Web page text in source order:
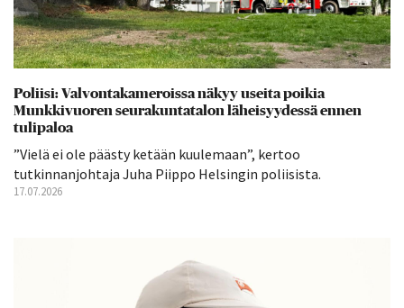
Poliisi: Valvontakameroissa näkyy useita poikia
Munkkivuoren seurakuntatalon läheisyydessä ennen
tulipaloa
”Vielä ei ole päästy ketään kuulemaan”, kertoo
tutkinnanjohtaja Juha Piippo Helsingin poliisista.
17.07.2026